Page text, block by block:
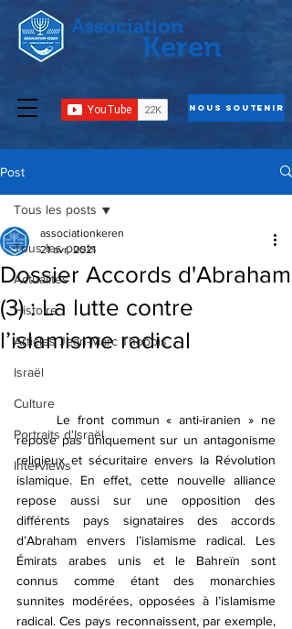
Association
Nous Soutenir
Keren
Post
Tous les posts
Actualités
Histoire
Articles Jean-Marc Thobois
Israël
Culture
Portraits d'Israël
Interviews
Tous les posts
Dossier Accords d'Abraham
(3) : La lutte contre
l’islamisme radical
associationkeren
21 avr. 2021
repose pas uniquement sur un antagonisme
religieux et sécuritaire envers la Révolution
islamique. En effet, cette nouvelle alliance
repose aussi sur une opposition des
différents pays signataires des accords
d’Abraham envers l’islamisme radical. Les
Émirats arabes unis et le Bahreïn sont
connus comme étant des monarchies
sunnites modérées, opposées à l’islamisme
radical. Ces pays reconnaissent, par exemple,